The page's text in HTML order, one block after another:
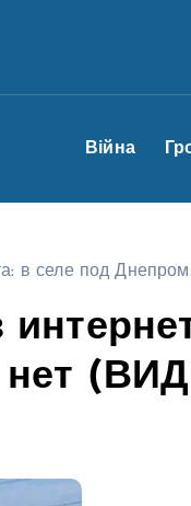
Війна
в селе под
нет